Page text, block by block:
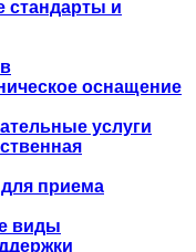
стандарты и
оснащение
услуги
приема
виды